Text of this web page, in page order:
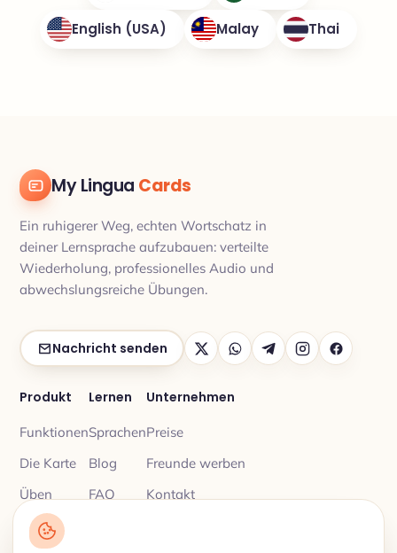
English (USA) Malay Thai
My Lingua Cards
Ein ruhigerer Weg, echten Wortschatz in
deiner Lernsprache aufzubauen: verteilte
Wiederholung, professionelles Audio und
abwechslungsreiche Übungen.
Nachricht senden
Produkt
Funktionen
Die Karte
Üben
Lernen
Sprachen
Blog
FAQ
Unternehmen
Preise
Freunde werben
Kontakt